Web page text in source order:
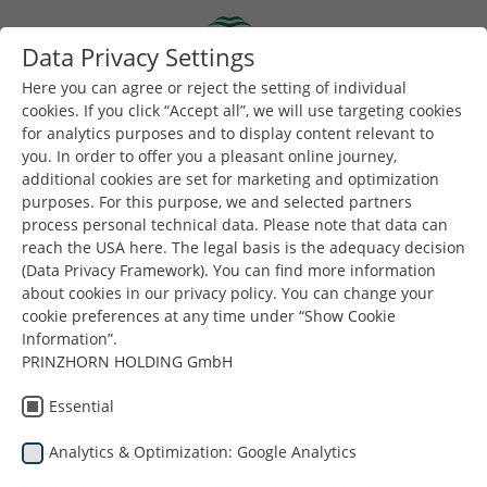
Toggle navigation
Είστε εδώ:
Dunapack Packaging
Εταιρεία
Νέα & Τύπος
Next step toward the sustainable future
Dunapack
Packaging
Επόμενο βήμα προς
το βιώσιμο μέλλον
Data Privacy Settings
Here you can agree or reject the setting of individual
cookies. If you click “Accept all”, we will use targeting cookies
for analytics purposes and to display content relevant to
you. In order to offer you a pleasant online journey,
additional cookies are set for marketing and optimization
purposes. For this purpose, we and selected partners
process personal technical data. Please note that data can
reach the USA here. The legal basis is the adequacy decision
(Data Privacy Framework). You can find more information
about cookies in our privacy policy. You can change your
cookie preferences at any time under “Show Cookie
Information”.
PRINZHORN HOLDING GmbH
Essential
Analytics & Optimization: Google Analytics